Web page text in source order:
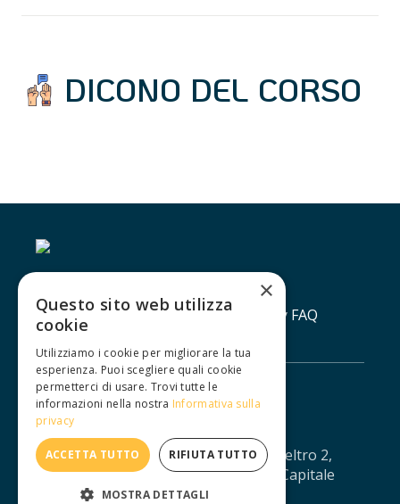
DICONO DEL CORSO
Contatti Lavora con noiPrivacy policy FAQ
IUXTA S.R.L. - Via Agostino da Montefeltro 2,
10134 Torino - CF/PI: 12688330013 - Capitale
sociale: € 11.041,67 - iuxtasrl@pec.it
×
Questo sito web utilizza
cookie
Utilizziamo i cookie per migliorare la tua
esperienza. Puoi scegliere quali cookie
permetterci di usare. Trovi tutte le
informazioni nella nostra Informativa sulla
privacy
ACCETTA TUTTO RIFIUTA TUTTO
MOSTRA DETTAGLI